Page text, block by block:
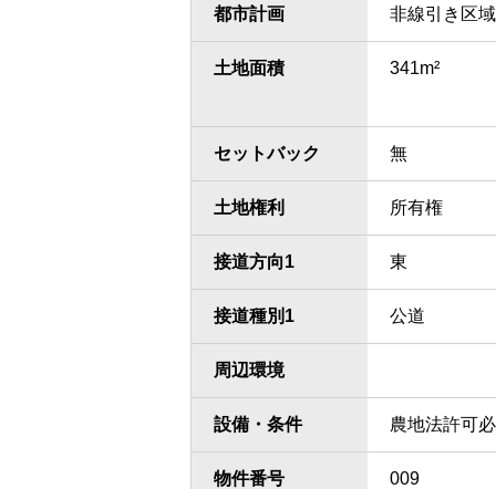
都市計画 非線引き区域
土地面積 341m²
セットバック 無
土地権利 所有権
接道方向1 東
接道種別1 公道
周辺環境
設備・条件 農地法許可
物件番号 009